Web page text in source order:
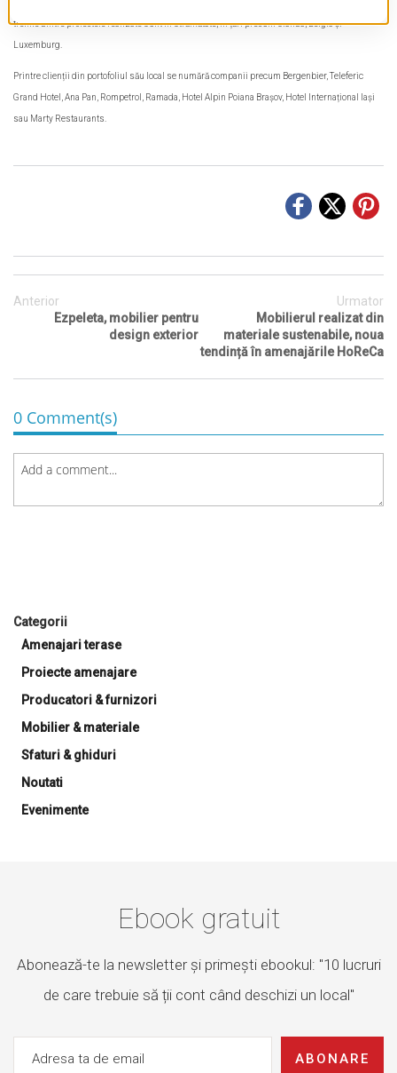
treime dintre proiectele realizate sunt în străinătate, în țări precum Olanda, Belgia și
Luxemburg.
Printre clienții din portofoliul său local se numără companii precum Bergenbier, Teleferic
Grand Hotel, Ana Pan, Rompetrol, Ramada, Hotel Alpin Poiana Brașov, Hotel Internațional Iași
sau Marty Restaurants.
Anterior
Ezpeleta, mobilier pentru
design exterior
Urmator
Mobilierul realizat din
materiale sustenabile, noua
tendință în amenajările HoReCa
0 Comment(s)
Categorii
Amenajari terase
Proiecte amenajare
Producatori & furnizori
Mobilier & materiale
Sfaturi & ghiduri
Noutati
Evenimente
Ebook gratuit
Abonează-te la newsletter și primești ebookul: "10 lucruri
de care trebuie să ții cont când deschizi un local"
ABONARE